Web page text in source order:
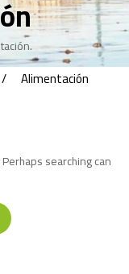
Alimentación
searching can